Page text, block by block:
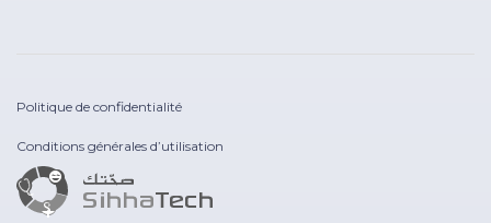
Politique de confidentialité
Conditions générales d’utilisation